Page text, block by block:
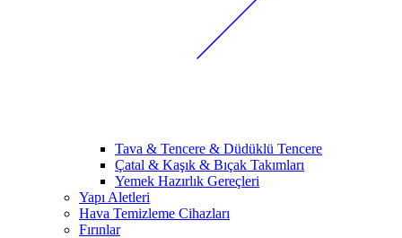
Tava & Tencere & Düdüklü Tencere
Çatal & Kaşık & Bıçak Takımları
Yemek Hazırlık Gereçleri
Yapı Aletleri
Hava Temizleme Cihazları
Fırınlar